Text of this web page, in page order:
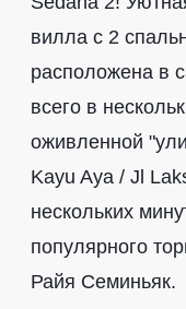
вилла с 2
расположена в
всего в
оживленной
Kayu Aya / Jl
нескольких
популярного
Райя Семиньяк.